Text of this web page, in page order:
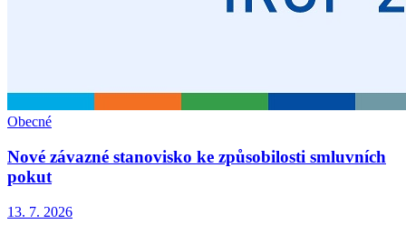
Obecné
Nové závazné stanovisko ke způsobilosti smluvních
pokut
13. 7. 2026